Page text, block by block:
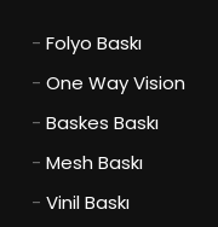
-Folyo Baskı
-One Way Vision
-Baskes Baskı
-Mesh Baskı
-Vinil Baskı